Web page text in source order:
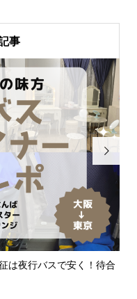
事
オススメのホテルとは？女子
